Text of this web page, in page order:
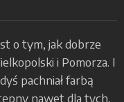
o tym, jak dobrze
i Pomorza. I
pachniał farbą
nawet dla tych,